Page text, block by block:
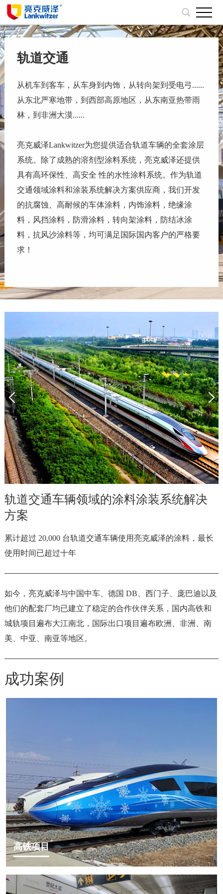
轨道交通
从机车到客车，从车身到内饰，从转向架到受电弓......
从东北严寒地带，到西部高原地区，从东南亚热带雨
林，到非洲大漠......
亮克威泽Lankwitzer为您提供适合轨道车辆的全套涂层
系统。除了成熟的溶剂型涂料系统，亮克威泽还提供
具有高环保性、高安全 性的水性涂料系统。作为轨道
交通领域涂料和涂装系统解决方案供应商，我们开发
的抗腐蚀、高耐候的车体涂料，内饰涂料，绝缘涂
料，风挡涂料，防滑涂料，转向架涂料，防结冰涂
料，抗风沙涂料等，均可满足国际国内客户的严格要
求！
轨道交通车辆领域的涂料涂装系统解决
方案
累计超过 20,000 台轨道交通车辆使用亮克威泽的涂料，最长
使用时间已超过十年
如今，亮克威泽与中国中车、德国 DB、西门子、庞巴迪以及
他们的配套厂均已建立了稳定的合作伙伴关系，国内高铁和
城轨项目遍布大江南北，国际出口项目遍布欧洲、非洲、南
美、中亚、南亚等地区。
成功案例
高铁项目